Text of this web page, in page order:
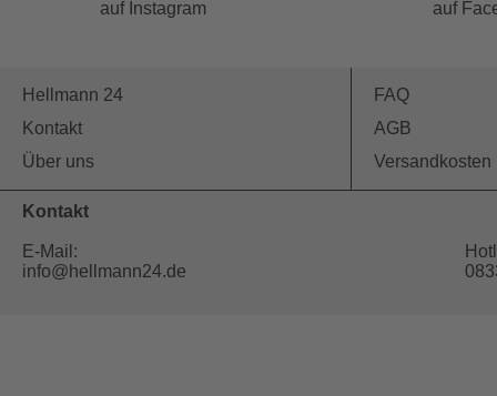
auf Instagram
auf
Hellmann 24
Kontakt
Über uns
FAQ
AGB
Versandkosten
Kontakt
E-Mail:
info@hellmann24.de